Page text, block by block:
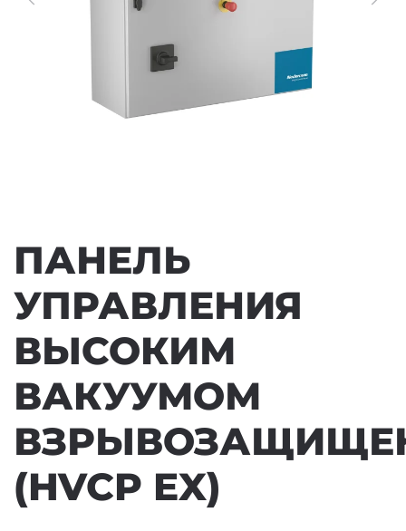
ПАНЕЛЬ
УПРАВЛЕНИЯ
ВЫСОКИМ
ВАКУУМОМ
(HVCP EX)